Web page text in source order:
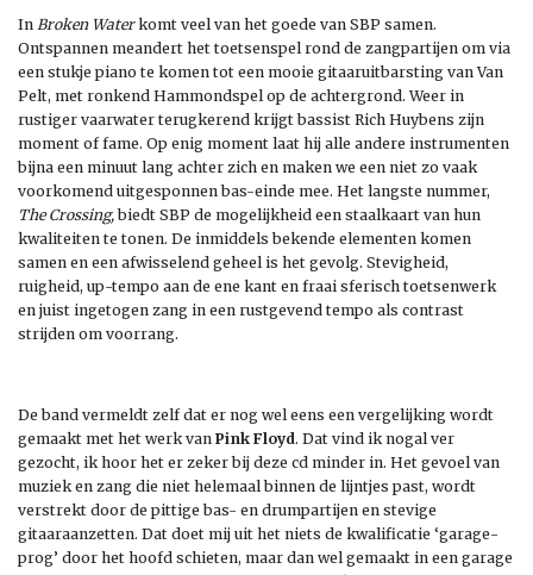
In Broken Waterkomt veel van het goede van SBP samen.
Ontspannen meandert het toetsenspel rond de zangpartijen om via
een stukje piano te komen tot een mooie gitaaruitbarsting van Van
Pelt, met ronkend Hammondspel op de achtergrond. Weer in
rustiger vaarwater terugkerend krijgt bassist Rich Huybens zijn
moment of fame. Op enig moment laat hij alle andere instrumenten
bijna een minuut lang achter zich en maken we een niet zo vaak
voorkomend uitgesponnen bas-einde mee. Het langste nummer,
The Crossing,biedt SBP de mogelijkheid een staalkaart van hun
kwaliteiten te tonen. De inmiddels bekende elementen komen
samen en een afwisselend geheel is het gevolg. Stevigheid,
ruigheid, up-tempo aan de ene kant en fraai sferisch toetsenwerk
en juist ingetogen zang in een rustgevend tempo als contrast
strijden om voorrang.
De band vermeldt zelf dat er nog wel eens een vergelijking wordt
gemaakt met het werk van Pink Floyd . Dat vind ik nogal ver
gezocht, ik hoor het er zeker bij deze cd minder in. Het gevoel van
muziek en zang die niet helemaal binnen de lijntjes past, wordt
verstrekt door de pittige bas- en drumpartijen en stevige
gitaaraanzetten. Dat doet mij uit het niets de kwalificatie ‘garage-
prog’ door het hoofd schieten, maar dan wel gemaakt in een garage